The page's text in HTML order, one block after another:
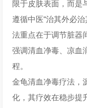
限于皮肤表面，而是
遵循中医“治其外必
法重点在于调节脏器
强调清血净毒、凉血
程。
金龟清血净毒疗法，
化，其疗效在稳步提